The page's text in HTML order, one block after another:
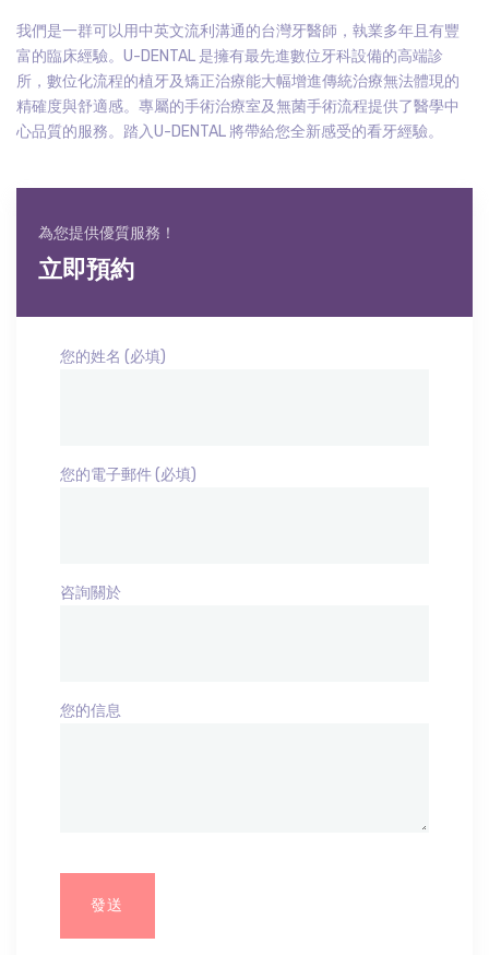
為您提供優質服務！
立即預約
您的姓名 (必填)
您的電子郵件 (必填)
咨詢關於
您的信息
我們是一群可以用中英文流利溝通的台灣牙醫師，執業多年且有豐
富的臨床經驗。U-DENTAL 是擁有最先進數位牙科設備的高端診
所，數位化流程的植牙及矯正治療能大幅增進傳統治療無法體現的
精確度與舒適感。專屬的手術治療室及無菌手術流程提供了醫學中
心品質的服務。踏入U-DENTAL 將帶給您全新感受的看牙經驗。